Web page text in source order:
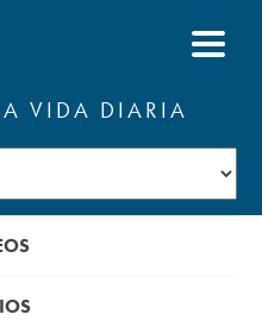
VIDA DIARIA